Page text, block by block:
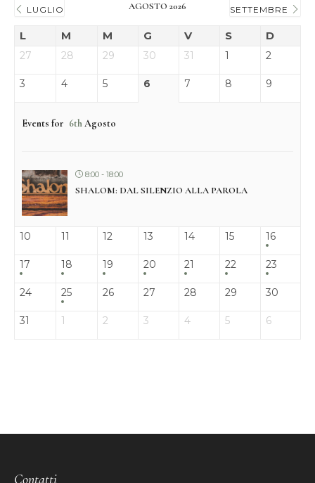
LUGLIO AGOSTO 2026 SETTEMBRE
L M M G V S D
27 28 29 30 31 1 2
3 4 5 6 7 8 9
Events for 6thAgosto
8:00 - 18:00
SHALOM: DAL SILENZIO ALLA PAROLA
10 11 12 13 14 15 16
17 18 19 20 21 22 23
24 25 26 27 28 29 30
31 1 2 3 4 5 6